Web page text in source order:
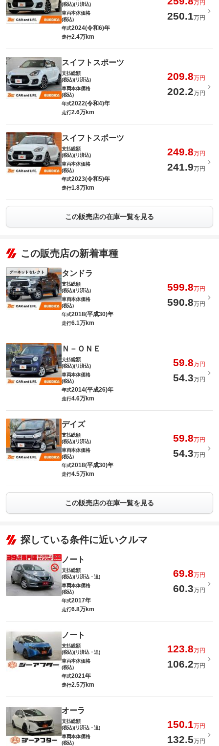
(税込)(リ済込)
万円
車両本体価格
(税込)
250.1万円
年式2024(令和6)年
走行2.4万km
スイフトスポーツ
支払総額
(税込)(リ済込)
209.8万円
車両本体価格
(税込)
202.2万円
年式2022(令和4)年
走行2.6万km
スイフトスポーツ
支払総額
(税込)(リ済込)
249.8万円
車両本体価格
(税込)
241.9万円
年式2023(令和5)年
走行1.8万km
この販売店の在庫一覧を見る
この販売店の新着車種
グーネットセレクト タンドラ
支払総額
(税込)(リ済込)
599.8万円
車両本体価格
(税込)
590.8万円
年式2018(平成30)年
走行6.1万km
Ｎ－ＯＮＥ
支払総額
(税込)(リ済込)
59.8万円
車両本体価格
(税込)
54.3万円
年式2014(平成26)年
走行4.6万km
デイズ
支払総額
(税込)(リ済込)
59.8万円
車両本体価格
(税込)
54.3万円
年式2018(平成30)年
走行4.5万km
この販売店の在庫一覧を見る
探している条件に近いクルマ
ノート
支払総額
(税込)(リ済込・追)
69.8万円
車両本体価格
(税込)
60.3万円
年式2017年
走行6.8万km
ノート
支払総額
(税込)(リ済込・追)
123.8万円
車両本体価格
(税込)
106.2万円
年式2021年
走行2.5万km
オーラ
支払総額
(税込)(リ済込・追)
150.1万円
車両本体価格
(税込)
132.5万円